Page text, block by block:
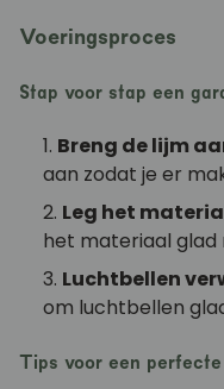
Voeringsproces
Stap voor stap een
Breng de lijm
aan zodat je er
Leg het
het materiaal
Luchtbellen
om luchtbellen
Tips voor een